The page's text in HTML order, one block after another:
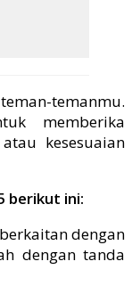
temanmu.
memberika
kesesuaian
berikut ini:
dengan
dengan tanda